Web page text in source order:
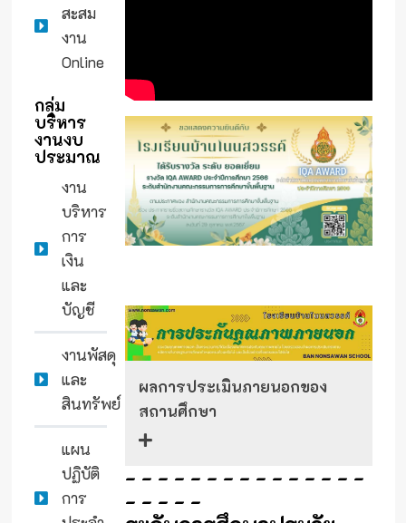
สะสม
งาน
Online
กลุ่ม
บริหาร
งานงบ
ประมาณ
งาน
บริหาร
การ
เงิน
และ
บัญชี
งานพัสดุ
และ
สินทรัพย์
แผน
ปฏิบัติ
การ
ผลการประเมินภายนอกของ
สถานศึกษา
- - - - - - - - - - - - - - -
- - - - -